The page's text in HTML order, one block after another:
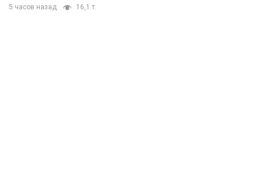
5 часов назад 16,1 т.